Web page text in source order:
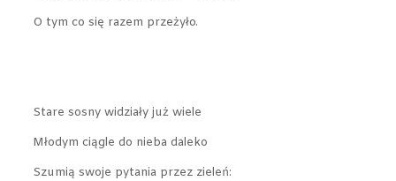
O tym co się razem przeżyło.
Stare sosny widziały już wiele
Młodym ciągle do nieba daleko
Szumią swoje pytania przez zieleń: